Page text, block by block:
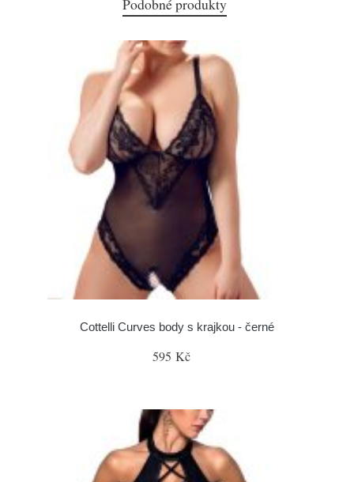
Podobné produkty
Cottelli Curves body s krajkou - černé
595 Kč